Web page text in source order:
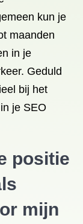
kun je
maanden
in je
Geduld
bij het
je SEO
positie
mijn